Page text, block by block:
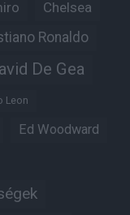
Chelsea
Ronaldo
De Gea
Leon
Ed Woodward